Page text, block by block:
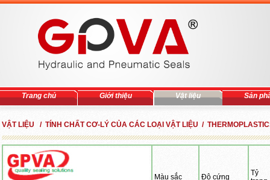
Trang chủ Giới thiệu Vật liệu Sản
VẬT LIỆU / TÍNH CHẤT CƠ-LÝ CỦA CÁC LOẠI VẬT LIỆU /
Màu sắc Độ cứng
Tỷ